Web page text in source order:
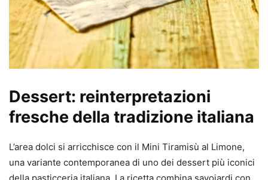
Dessert: reinterpretazioni
fresche della tradizione italiana
L’area dolci si arricchisce con il Mini Tiramisù al Limone,
una variante contemporanea di uno dei dessert più iconici